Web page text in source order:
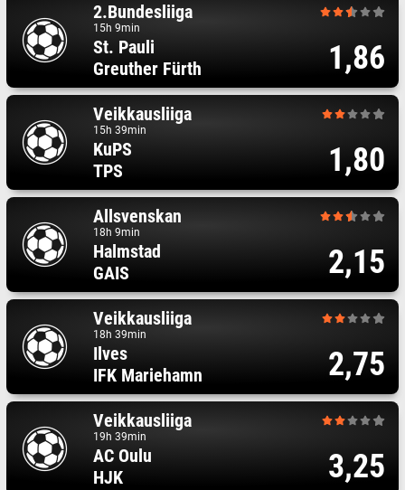
2.Bundesliiga
15h 9min
St. Pauli
Greuther Fürth
1,86
Veikkausliiga
15h 39min
KuPS
TPS
1,80
Allsvenskan
18h 9min
Halmstad
GAIS
2,15
Veikkausliiga
18h 39min
Ilves
IFK Mariehamn
2,75
Veikkausliiga
19h 39min
AC Oulu
HJK
3,25